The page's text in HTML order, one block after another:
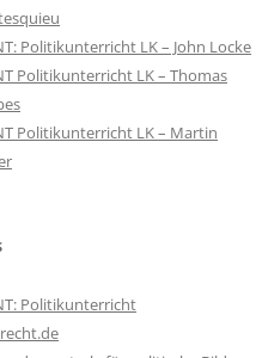
Politikunterricht LK – John Locke
Politikunterricht LK – Thomas
Politikunterricht LK – Martin
Politikunterricht